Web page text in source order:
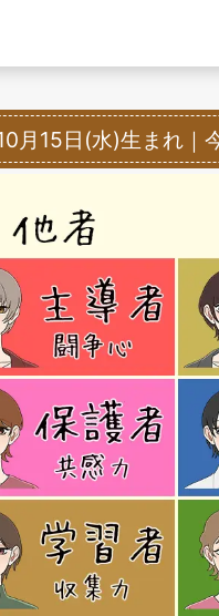
月15日(水)生まれ ｜